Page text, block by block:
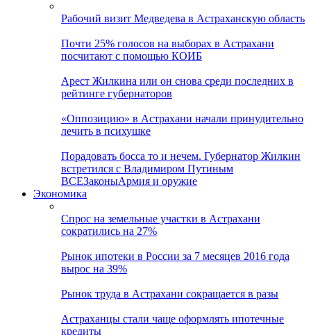
Рабочий визит Медведева в Астраханскую область
Почти 25% голосов на выборах в Астрахани
посчитают с помощью КОИБ
Арест Жилкина или он снова среди последних в
рейтинге губернаторов
«Оппозицию» в Астрахани начали принудительно
лечить в психушке
Порадовать босса то и нечем. Губернатор Жилкин
встретился с Владимиром Путиным
ВСЕЗаконыАрмия и оружие
Экономика
Спрос на земельные участки в Астрахани
сократились на 27%
Рынок ипотеки в России за 7 месяцев 2016 года
вырос на 39%
Рынок труда в Астрахани сокращается в разы
Астраханцы стали чаще оформлять ипотечные
кредиты